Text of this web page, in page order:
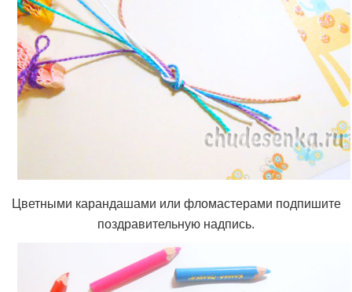
Цветными карандашами или фломастерами подпишите
поздравительную надпись.